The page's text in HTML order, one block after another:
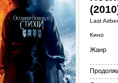
Last
Кино
Жанр